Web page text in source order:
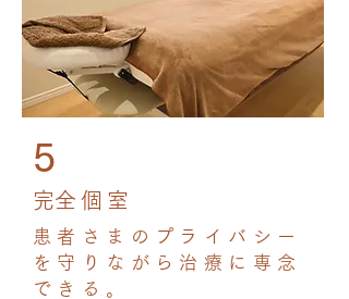
5​
​完全個室
患者さまのプライバシー
を守りながら治療に専念
できる。